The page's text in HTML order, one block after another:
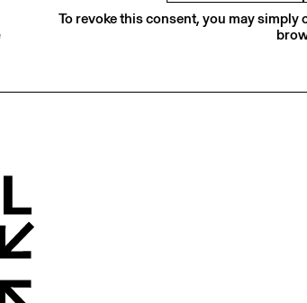
To revoke this consent, you may